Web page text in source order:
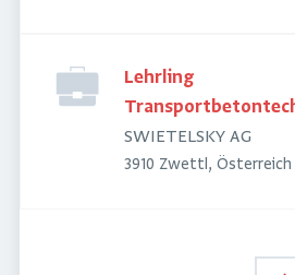
Lehrling
SWIETELSKY AG
3910 Zwettl, Österreich